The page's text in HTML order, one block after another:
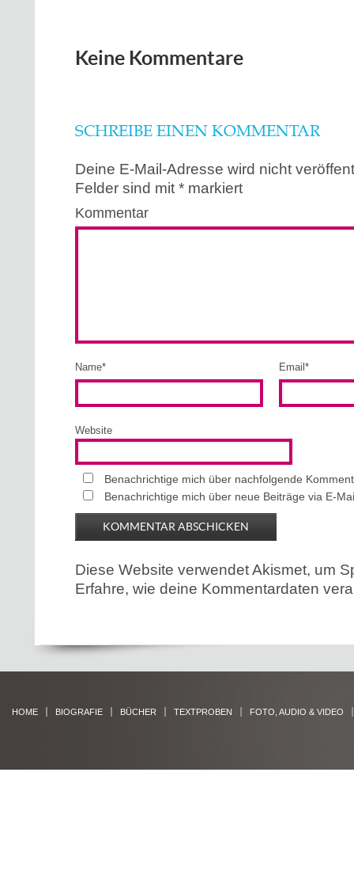
Keine Kommentare
SCHREIBE EINEN KOMMENTAR
Deine E-Mail-Adresse wird nicht
Felder sind mit * markiert
Kommentar
Name* Email *
Website
Benachrichtige mich über nachfolgende
Benachrichtige mich über neue Beiträge via E-
Diese Website verwendet Akismet, um
Erfahre, wie deine Kommentardaten
HOME BIOGRAFIE BÜCHER TEXTPROBEN FOTO, AUDIO & VIDEO